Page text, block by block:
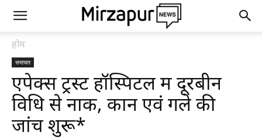
होम
समाचार
एपेक्स ट्रस्ट हॉस्पिटल में दूरबीन
विधि से नाक, कान एवं गले की
जांच शुरू*